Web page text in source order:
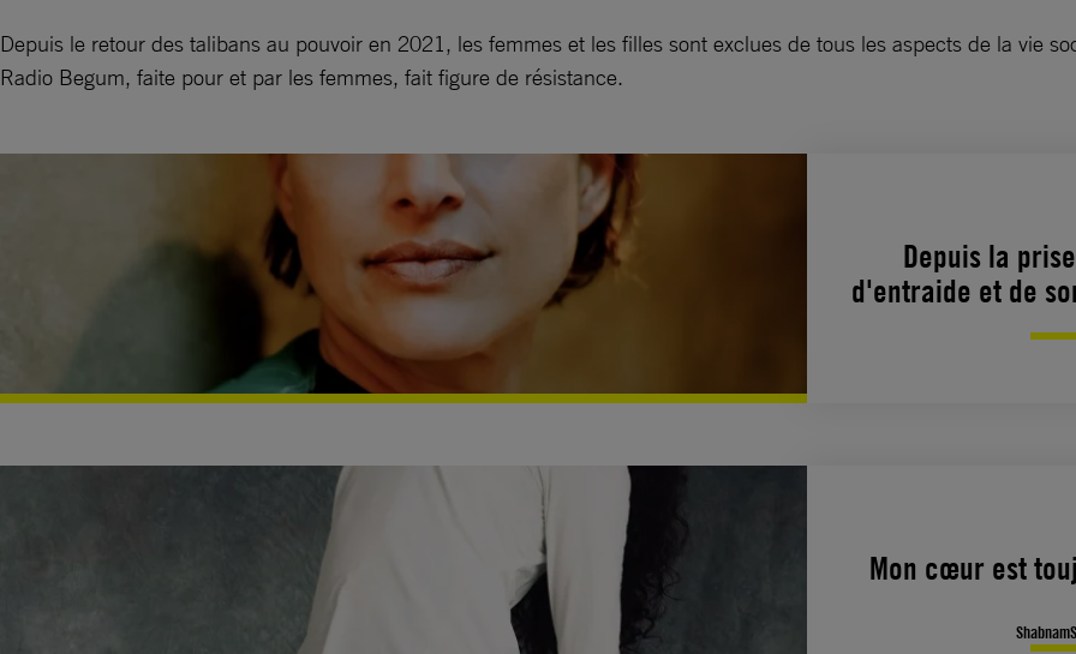
Depuis le retour des talibans au pouvoir en 2021, les femmes et les filles sont exclues de tous les aspects de la vie
Radio Begum, faite pour et par les femmes, fait figure de résistance.
Depuis la
d'entraide et de
Mon cœur est